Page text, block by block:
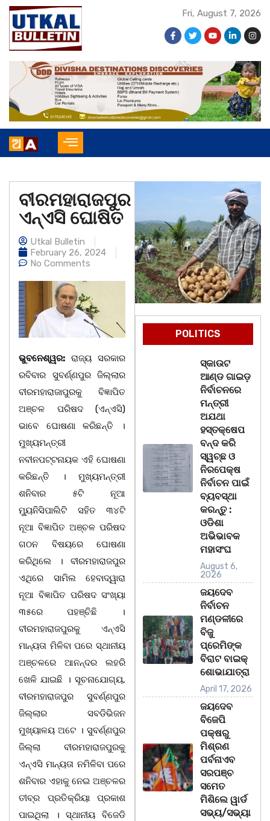
Fri, August 7, 2026
ବୀରମହାରାଜପୁର
ଏନ୍ଏସି ଘୋଷିତ
Utkal Bulletin
February 26, 2024
No Comments
ଭୁବନେଶ୍ୱର: ରାଜ୍ୟ ସରକାର
ରବିବାର ସୁବର୍ଣ୍ଣପୁର ଜିଲ୍ଲାର
ବୀରମହାରାଜାପୁରକୁ ବିଜ୍ଞାପିତ
ଅଞ୍ଚଳ ପରିଷଦ (ଏନ୍ଏସି)
ଭାବେ ଘୋଷଣା କରିଛନ୍ତି ।
ମୁଖ୍ୟମନ୍ତ୍ରୀ
ନବୀନପଟ୍ଟନାୟକ ଏହି ଘୋଷଣା
କରିଛନ୍ତି । ମୁଖ୍ୟମନ୍ତ୍ରୀ
ଶନିବାର ୫ଟି ନୂଆ
ମ୍ୟୁନିସିପାଲିଟି ସହିତ ୩୪ଟି
ନୂଆ ବିଜ୍ଞାପିତ ଅଞ୍ଚଳ ପରିଷଦ
ଗଠନ ବିଷୟରେ ଘୋଷଣା
କରିଥିଲେ । ବୀରମହାରାଜପୁର
ଏଥିରେ ସାମିଲ ହେବାଦ୍ୱାରା
ନୂଆ ବିଜ୍ଞାପିତ ପରିଷଦ ସଂଖ୍ୟା
୩୫ରେ ପହଞ୍ଚିଛି ।
ବୀରମହାରାଜପୁରକୁ ଏନ୍ଏସି
ମାନ୍ୟତା ମିଳିବା ପରେ ସ୍ଥାନୀୟ
ଅଞ୍ଚଳରେ ଆନନ୍ଦର ଲହରି
ଖେଳି ଯାଇଛି । ସୂଚନାଯୋଗ୍ୟ,
ବୀରମହାରାଜପୁର ସୁବର୍ଣ୍ଣପୁର
ଜିଲ୍ଲାର ସବଡିଭିଜନ
ମୁଖ୍ୟାଳୟ ଅଟେ । ସୁବର୍ଣ୍ଣପୁର
ଜିଲ୍ଲା ବୀରମହାରାଜପୁରକୁ
ଏନ୍ଏସି ମାନ୍ୟତା ନମିଳିବା ପରେ
ଶନିବାର ଏହାକୁ ନେଇ ଅଞ୍ଚଳର
ତୀବ୍ର ପ୍ରତିକ୍ରିୟା ପ୍ରକାଶ
ପାଇଥିଲା । ସ୍ଥାନୀୟ ବିଜେଡି
POLITICS
ସ୍କାଉଟ
ଆଣ୍ଡ ଗାଇଡ଼
ନିର୍ବାଚନରେ
ମନ୍ତ୍ରୀ
ଅଯଥା
ହସ୍ତକ୍ଷେପ
ବନ୍ଦ କରି
ସ୍ୱଚ୍ଛ ଓ
ନିରପେକ୍ଷ
ନିର୍ବାଚନ ପାଇଁ
ବ୍ୟବସ୍ଥା
କରନ୍ତୁ :
ଓଡିଶା
ଅଭିଭାବକ
ମହାସଂଘ
August 6,
2026
ଜୟଦେବ
ନିର୍ବାଚନ
ମଣ୍ଡଳୀରେ
ବିଜୁ
ପ୍ରେମିଙ୍କ
ବିରାଟ ବାଇକ୍
ଶୋଭାଯାତ୍ରା
April 17, 2026
ଜୟଦେବ
ବିଜେପି
ପକ୍ଷରୁ
ମିଶ୍ରଣ
ପର୍ବନାଏବ
ସରପଞ୍ଚ
ସମେତ
ମିଶିଲେ ୱାର୍ଡ
ସଭ୍ୟ/ସଭ୍ୟା